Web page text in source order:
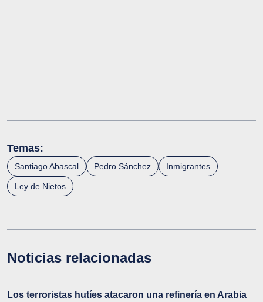
Temas:
Santiago Abascal Pedro Sánchez Inmigrantes
Ley de Nietos
Noticias relacionadas
Los terroristas hutíes atacaron una refinería en Arabia